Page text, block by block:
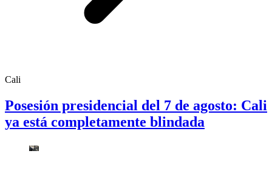
Cali
Posesión presidencial del 7 de agosto: Cali
ya está completamente blindada